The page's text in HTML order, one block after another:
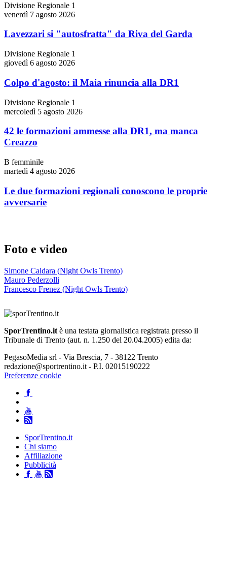
Divisione Regionale 1
venerdì 7 agosto 2026
Lavezzari si "autosfratta" da Riva del Garda
Divisione Regionale 1
giovedì 6 agosto 2026
Colpo d'agosto: il Maia rinuncia alla DR1
Divisione Regionale 1
mercoledì 5 agosto 2026
42 le formazioni ammesse alla DR1, ma manca
Creazzo
B femminile
martedì 4 agosto 2026
Le due formazioni regionali conoscono le proprie
avversarie
Foto e video
Simone Caldara (Night Owls Trento)
Mauro Pederzolli
Francesco Frenez (Night Owls Trento)
SporTrentino.it è una testata giornalistica registrata presso il
Tribunale di Trento (aut. n. 1.250 del 20.04.2005) edita da:
PegasoMedia srl - Via Brescia, 7 - 38122 Trento
redazione@sportrentino.it - P.I. 02015190222
Preferenze cookie
SporTrentino.it
Chi siamo
Affiliazione
Pubblicità